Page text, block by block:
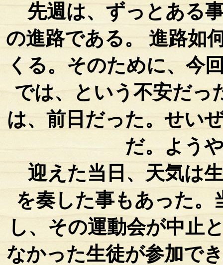
先週は、ずっとある
の進路である。 進路如
くる。そのために、今
では、という不安だっ
は、前日だった。せい
だ。よう
迎えた当日、天気は
を奏した事もあった。
し、その運動会が中止
なかった生徒が参加で